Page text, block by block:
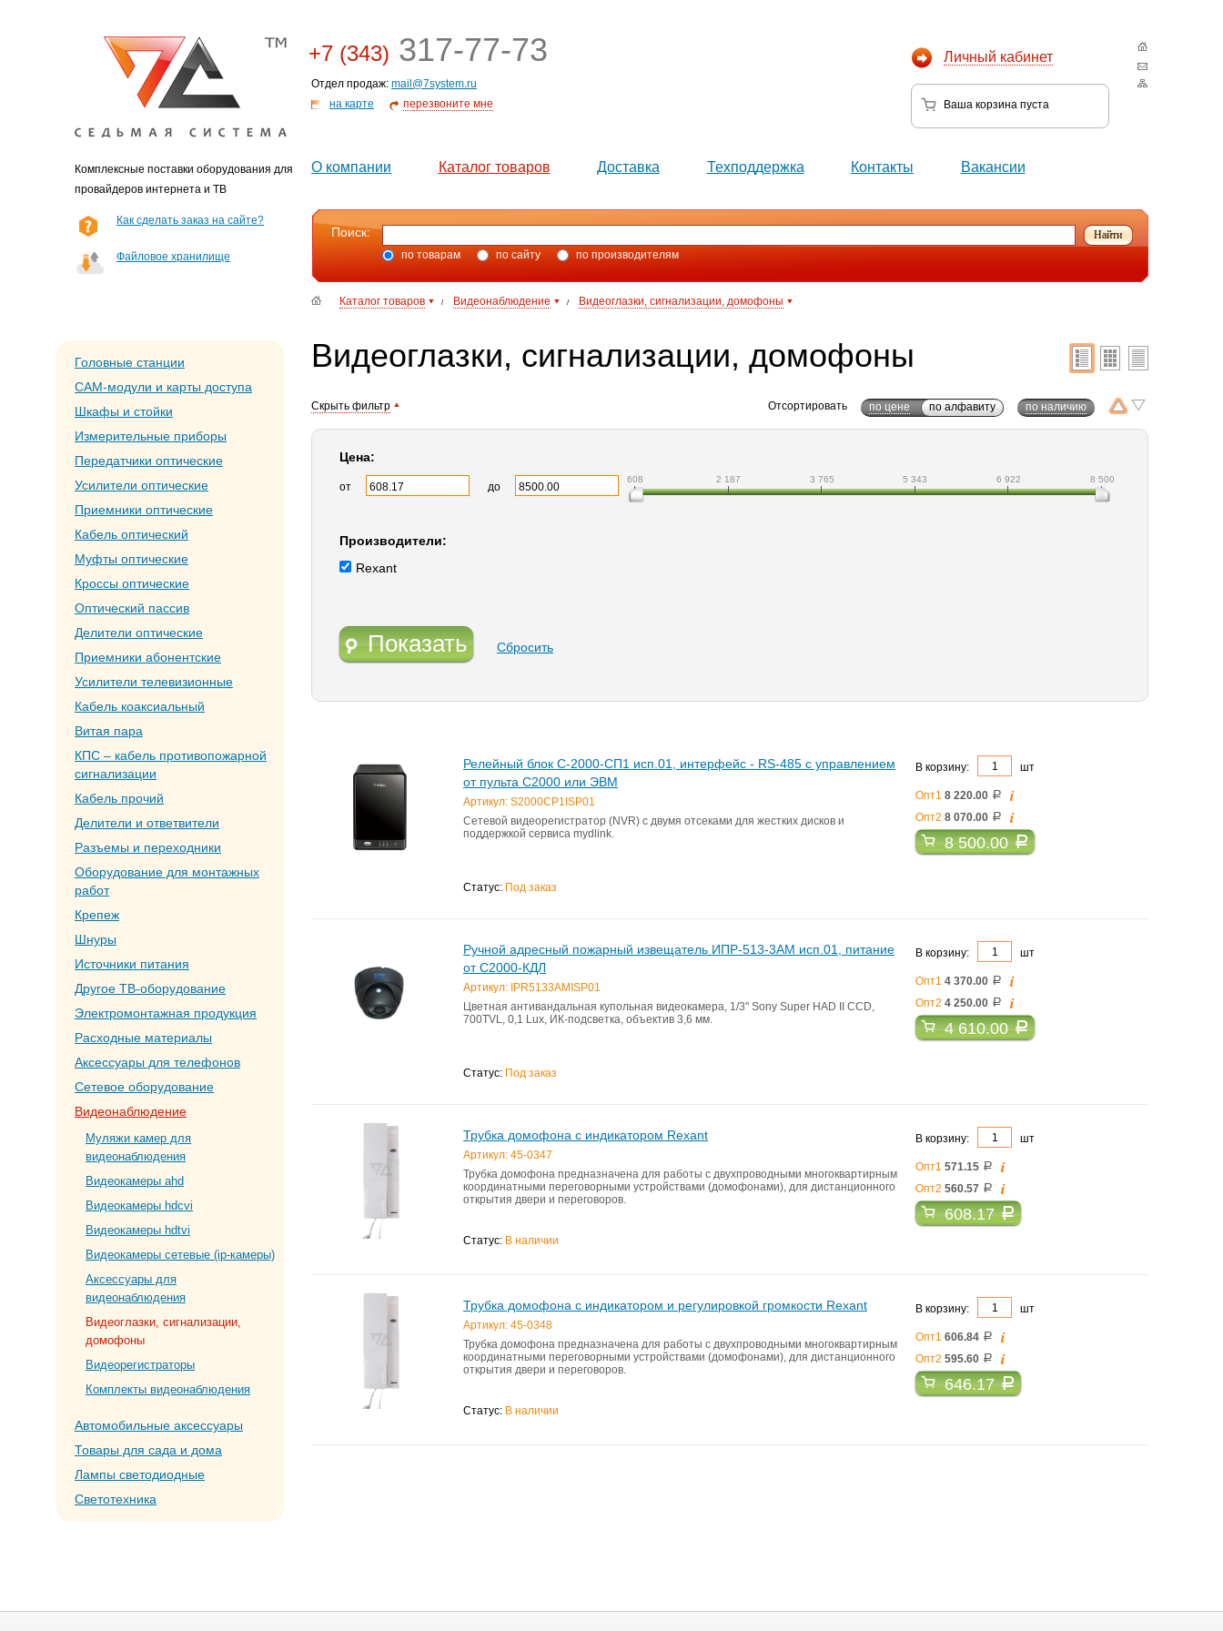
Комплексные поставки оборудования для
провайдеров интернета и ТВ
Личный кабинет
Ваша корзина пуста
+7 (343) 317-77-73
Отдел продаж: mail@7system.ru
на карте
перезвоните мне
О компании Каталог товаров Доставка Техподдержка Контакты Вакансии
Как сделать заказ на сайте?
Файловое хранилище
Поиск:
по товарам по сайту по производителям
Каталог товаров / Видеонаблюдение / Видеоглазки, сигнализации, домофоны
Головные станции
CAM-модули и карты доступа
Шкафы и стойки
Измерительные приборы
Передатчики оптические
Усилители оптические
Приемники оптические
Кабель оптический
Муфты оптические
Кроссы оптические
Оптический пассив
Делители оптические
Приемники абонентские
Усилители телевизионные
Кабель коаксиальный
Витая пара
КПС – кабель противопожарной
сигнализации
Кабель прочий
Делители и ответвители
Разъемы и переходники
Оборудование для монтажных
работ
Крепеж
Шнуры
Источники питания
Другое ТВ-оборудование
Электромонтажная продукция
Расходные материалы
Аксессуары для телефонов
Сетевое оборудование
Видеонаблюдение
Муляжи камер для
видеонаблюдения
Видеокамеры ahd
Видеокамеры hdcvi
Видеокамеры hdtvi
Видеокамеры сетевые (ip-камеры)
Аксессуары для
видеонаблюдения
Видеоглазки, сигнализации,
домофоны
Видеорегистраторы
Комплекты видеонаблюдения
Автомобильные аксессуары
Товары для сада и дома
Лампы светодиодные
Светотехника
Видеоглазки, сигнализации, домофоны
Отсортировать по цене по алфавиту по наличию
Скрыть фильтр
Цена:
от до
608 2 187 3 765 5 343 6 922 8 500
Производители:
Rexant
Показать Сбросить
Релейный блок С-2000-СП1 исп.01, интерфейс - RS-485 с управлением
от пульта С2000 или ЭВМ
Артикул: S2000CP1ISP01
Сетевой видеорегистратор (NVR) с двумя отсеками для жестких дисков и
поддержкой сервиса mydlink.
Статус: Под заказ
В корзину: шт
Опт1 8 220.00 a i
Опт2 8 070.00 a i
8 500.00a
Ручной адресный пожарный извещатель ИПР-513-3АМ исп.01, питание
от С2000-КДЛ
Артикул: IPR5133AMISP01
Цветная антивандальная купольная видеокамера, 1/3" Sony Super HAD II CCD,
700TVL, 0,1 Lux, ИК-подсветка, объектив 3,6 мм.
Статус: Под заказ
В корзину: шт
Опт1 4 370.00 a i
Опт2 4 250.00 a i
4 610.00a
Трубка домофона с индикатором Rexant
Артикул: 45-0347
Трубка домофона предназначена для работы c двухпроводными многоквартирным
координатными переговорными устройствами (домофонами), для дистанционного
открытия двери и переговоров.
Статус: В наличии
В корзину: шт
Опт1 571.15 a i
Опт2 560.57 a i
608.17a
Трубка домофона с индикатором и регулировкой громкости Rexant
Артикул: 45-0348
Трубка домофона предназначена для работы c двухпроводными многоквартирным
координатными переговорными устройствами (домофонами), для дистанционного
открытия двери и переговоров.
Статус: В наличии
В корзину: шт
Опт1 606.84 a i
Опт2 595.60 a i
646.17a